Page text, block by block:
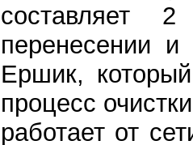
составляет
перенесении и
Ершик,
процесс
работает от